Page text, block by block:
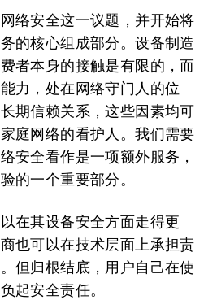
络安全这一议题，并开始将
的核心组成部分。设备制造
者本身的接触是有限的，而
力，处在网络守门人的位
期信赖关系，这些因素均可
庭网络的看护人。我们需要
安全看作是一项额外服务，
的一个重要部分。
在其设备安全方面走得更
也可以在技术层面上承担责
但归根结底，用户自己在使
起安全责任。